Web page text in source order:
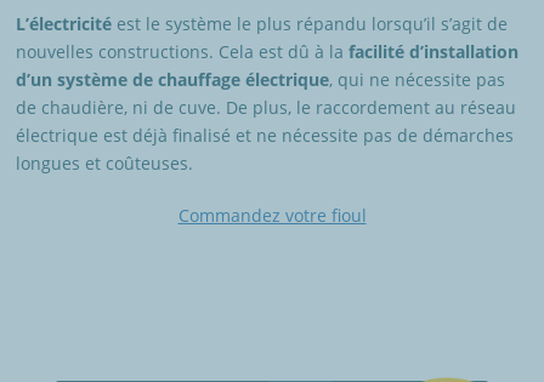
L’électricité est le système le plus répandu lorsqu’il s’agit de
nouvelles constructions. Cela est dû à la facilité d’installation
d’un système de chauffage électrique, qui ne nécessite pas
de chaudière, ni de cuve. De plus, le raccordement au réseau
électrique est déjà finalisé et ne nécessite pas de démarches
longues et coûteuses.
Commandez votre fioul